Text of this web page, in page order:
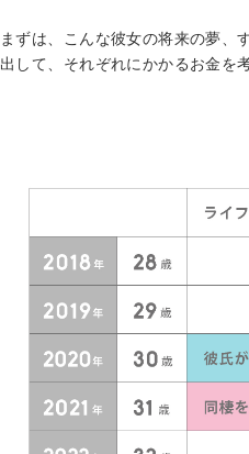
まずは、こんな彼女の将来の夢、
出して、それぞれにかかるお金を